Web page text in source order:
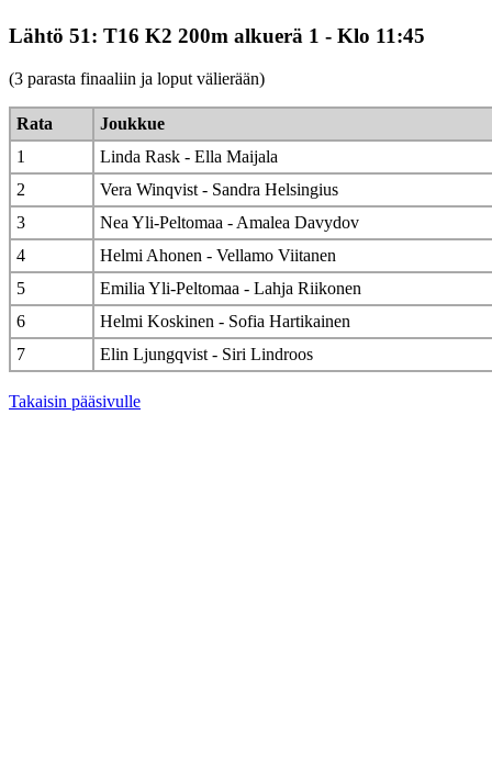
Lähtö 51: T16 K2 200m alkuerä 1 - Klo 11:45
(3 parasta finaaliin ja loput välierään)
Rata
Joukkue
1
Linda Rask - Ella Maijala
2
Vera Winqvist - Sandra Helsingius
3
Nea Yli-Peltomaa - Amalea Davydov
4
Helmi Ahonen - Vellamo Viitanen
5
Emilia Yli-Peltomaa - Lahja Riikonen
6
Helmi Koskinen - Sofia Hartikainen
7
Elin Ljungqvist - Siri Lindroos
Takaisin pääsivulle